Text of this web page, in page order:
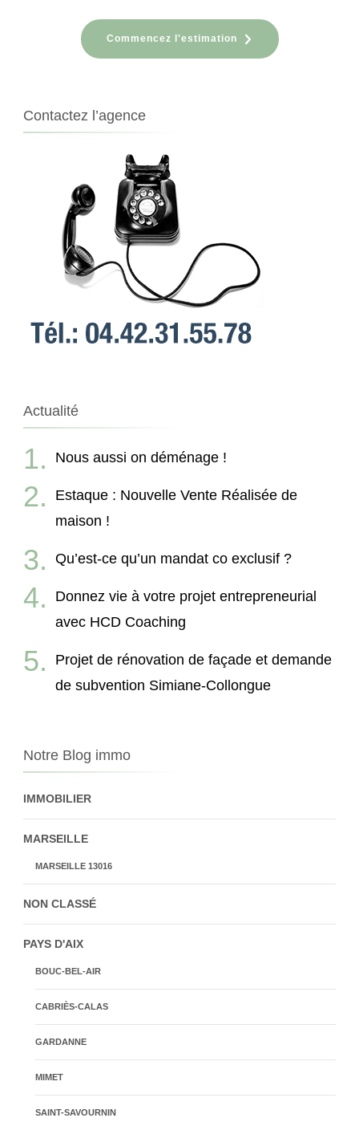
Commencez l'estimation
Contactez l’agence
Actualité
Nous aussi on déménage !
Estaque : Nouvelle Vente Réalisée de
maison !
Qu’est-ce qu’un mandat co exclusif ?
Donnez vie à votre projet entrepreneurial
avec HCD Coaching
Projet de rénovation de façade et demande
de subvention Simiane-Collongue
Notre Blog immo
IMMOBILIER
MARSEILLE
MARSEILLE 13016
NON CLASSÉ
PAYS D'AIX
BOUC-BEL-AIR
CABRIÈS-CALAS
GARDANNE
MIMET
SAINT-SAVOURNIN